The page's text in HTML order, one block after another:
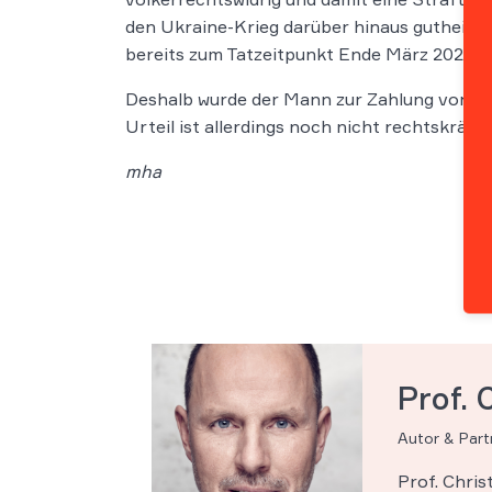
den Ukraine-Krieg darüber hinaus
bereits zum Tatzeitpunkt Ende März 2022
Deshalb wurde der Mann zur Zahlung von
Urteil ist allerdings noch nicht rechtskräftig.
mha
Prof.
Autor &
Prof.